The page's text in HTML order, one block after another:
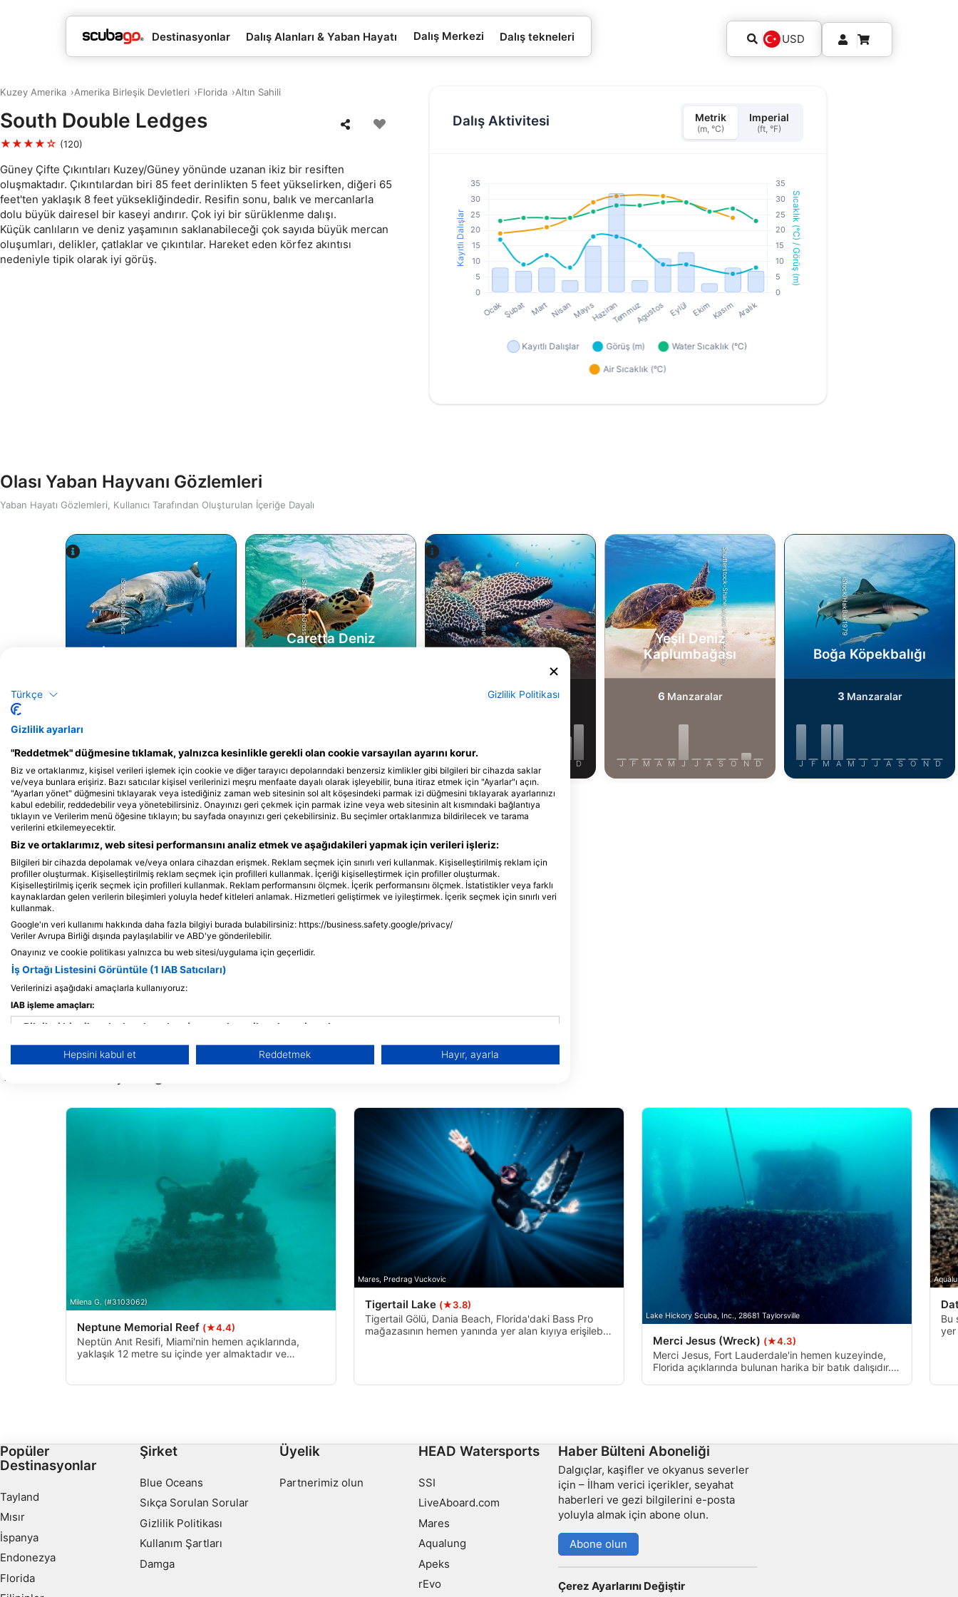
Destinasyonlar Dalış Alanları & Yaban Hayatı Dalış Merkezi Dalış tekneleri USD
Kuzey Amerika Amerika Birleşik Devletleri Florida Altın Sahili
South Double Ledges
★★★★☆ (120)
Güney Çifte Çıkıntıları Kuzey/Güney yönünde uzanan ikiz bir resiften
oluşmaktadır. Çıkıntılardan biri 85 feet derinlikten 5 feet yükselirken, diğeri 65
feet'ten yaklaşık 8 feet yüksekliğindedir. Resifin sonu, balık ve mercanlarla
dolu büyük dairesel bir kaseyi andırır. Çok iyi bir sürüklenme dalışı.
Küçük canlıların ve deniz yaşamının saklanabileceği çok sayıda büyük mercan
oluşumları, delikler, çatlaklar ve çıkıntılar. Hareket eden körfez akıntısı
nedeniyle tipik olarak iyi görüş.
Dalış Aktivitesi Metrik
(m, °C)
Imperial
(ft, °F)
Olası Yaban Hayvanı Gözlemleri
Yaban Hayatı Gözlemleri, Kullanıcı Tarafından Oluşturulan İçeriğe Dayalı
iStock-Global_Pics iStock-ShaneGross
Caretta Deniz
Alamy-WaterFrame
Manzaralar
D
Shutterstock-Shane Myers Photography
Yeşil Deniz
Kaplumbağası
6 Manzaralar
J F M A M J J A S O N D
iStock/HakBak1979
Boğa Köpekbalığı
3 Manzaralar
J F M A M J J A S O N D
Daha Fazla Hayvan Göster
Bu Dalış Bölgesine Hizmet Veren Dalış Merkezleri
Woods & Water
124 Edwards Ave, 33510 Brandon, FL -
Amerİka BİrleŞİk Devletlerİ
Delta’s Splash Dive Charter
151 N Beach Rd, 33004 Dania Beach, FL
Yakındaki dalış bölgeleri
Milena G. (#3103062)
Neptune Memorial Reef (★4.4)
Neptün Anıt Resifi, Miami'nin hemen açıklarında,
yaklaşık 12 metre su içinde yer almaktadır ve
Mares, Predrag Vuckovic
Tigertail Lake (★3.8)
Tigertail Gölü, Dania Beach, Florida'daki Bass Pro
mağazasının hemen yanında yer alan kıyıya erişilebilir
Lake Hickory Scuba, Inc., 28681 Taylorsville
Merci Jesus (Wreck) (★4.3)
Merci Jesus, Fort Lauderdale'in hemen kuzeyinde,
Florida açıklarında bulunan harika bir batık dalışıdır.
Bu
yer
Popüler
Destinasyonlar
Tayland
Mısır
İspanya
Endonezya
Florida
Şirket
Blue Oceans
Sıkça Sorulan Sorular
Gizlilik Politikası
Kullanım Şartları
Damga
Üyelik
Partnerimiz olun
HEAD Watersports
SSI
LiveAboard.com
Mares
Aqualung
Apeks
rEvo
Haber Bülteni Aboneliği
Dalgıçlar, kaşifler ve okyanus severler
için – İlham verici içerikler, seyahat
haberleri ve gezi bilgilerini e-posta
yoluyla almak için abone olun.
Abone olun
Çerez Ayarlarını Değiştir
Türkçe Gizlilik Politikası
Gizlilik ayarları
"Reddetmek" düğmesine tıklamak, yalnızca kesinlikle gerekli olan cookie varsayılan ayarını korur.
Biz ve ortaklarımız, kişisel verileri işlemek için cookie ve diğer tarayıcı depolarındaki benzersiz kimlikler gibi bilgileri bir cihazda saklar
ve/veya bunlara erişiriz. Bazı satıcılar kişisel verilerinizi meşru menfaate dayalı olarak işleyebilir, buna itiraz etmek için "Ayarlar"ı açın.
"Ayarları yönet" düğmesini tıklayarak veya istediğiniz zaman web sitesinin sol alt köşesindeki parmak izi düğmesini tıklayarak ayarlarınızı
kabul edebilir, reddedebilir veya yönetebilirsiniz. Onayınızı geri çekmek için parmak izine veya web sitesinin alt kısmındaki bağlantıya
tıklayın ve Verilerim menü öğesine tıklayın; bu sayfada onayınızı geri çekebilirsiniz. Bu seçimler ortaklarımıza bildirilecek ve tarama
verilerini etkilemeyecektir.
Biz ve ortaklarımız, web sitesi performansını analiz etmek ve aşağıdakileri yapmak için verileri işleriz:
Bilgileri bir cihazda depolamak ve/veya onlara cihazdan erişmek. Reklam seçmek için sınırlı veri kullanmak. Kişiselleştirilmiş reklam için
profiller oluşturmak. Kişiselleştirilmiş reklam seçmek için profilleri kullanmak. İçeriği kişiselleştirmek için profiller oluşturmak.
Kişiselleştirilmiş içerik seçmek için profilleri kullanmak. Reklam performansını ölçmek. İçerik performansını ölçmek. İstatistikler veya farklı
kaynaklardan gelen verilerin bileşimleri yoluyla hedef kitleleri anlamak. Hizmetleri geliştirmek ve iyileştirmek. İçerik seçmek için sınırlı veri
kullanmak.
Google'ın veri kullanımı hakkında daha fazla bilgiyi burada bulabilirsiniz: https://business.safety.google/privacy/
Veriler Avrupa Birliği dışında paylaşılabilir ve ABD'ye gönderilebilir.
Onayınız ve cookie politikası yalnızca bu web sitesi/uygulama için geçerlidir.
İş Ortağı Listesini Görüntüle (1 IAB Satıcıları)
Verilerinizi aşağıdaki amaçlarla kullanıyoruz:
IAB işleme amaçları:
Bilgileri bir cihazda depolamak ve/veya onlara cihazdan erişmek
Reklam seçmek için sınırlı veri kullanmak
Kişiselleştirilmiş reklam için profiller oluşturmak
Kişiselleştirilmiş reklam seçmek için profilleri kullanmak
Kişiselleştirilmiş içerik seçmek için profilleri kullanmak
Reklam performansını ölçmek
İçerik performansını ölçmek
İstatistikler veya farklı kaynaklardan gelen verilerin bileşimleri yoluyla hedef kitleleri
Hizmetleri geliştirmek ve iyileştirmek
İçerik seçmek için sınırlı veri kullanmak
IAB Özel Özellikleri:
Gerekli
Reklâm
Hepsini kabul et Reddetmek Hayır, ayarla